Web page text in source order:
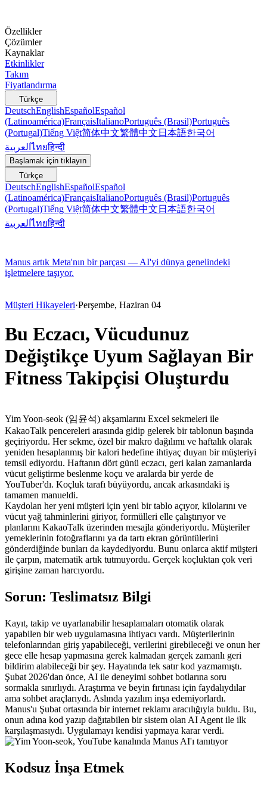
Özellikler
Çözümler
Kaynaklar
Etkinlikler
Takım
Fiyatlandırma
Türkçe
DeutschEnglishEspañolEspañol
(Latinoamérica)FrançaisItalianoPortuguês (Brasil)Português
(Portugal)Tiếng Việt简体中文繁體中文 日本語한국어
العربيةไทยहिन्दी
Başlamak için tıklayın
Türkçe
DeutschEnglishEspañolEspañol
(Latinoamérica)FrançaisItalianoPortuguês (Brasil)Português
(Portugal)Tiếng Việt简体中文繁體中文 日本語한국어
العربيةไทยहिन्दी
Manus artık Meta'nın bir parçası — AI'yi dünya genelindeki
işletmelere taşıyor.
Müşteri Hikayeleri·Perşembe, Haziran 04
Bu Eczacı, Vücudunuz
Değiştikçe Uyum Sağlayan Bir
Fitness Takipçisi Oluşturdu
Yim Yoon-seok (임윤석) akşamlarını Excel sekmeleri ile
KakaoTalk pencereleri arasında gidip gelerek bir tablonun başında
geçiriyordu. Her sekme, özel bir makro dağılımı ve haftalık olarak
yeniden hesaplanmış bir kalori hedefine ihtiyaç duyan bir müşteriyi
temsil ediyordu. Haftanın dört günü eczacı, geri kalan zamanlarda
vücut geliştirme beslenme koçu ve aralarda bir yerde de
YouTuber'dı. Koçluk tarafı büyüyordu, ancak arkasındaki iş
tamamen manueldi.
Kaydolan her yeni müşteri için yeni bir tablo açıyor, kilolarını ve
vücut yağ tahminlerini giriyor, formülleri elle çalıştırıyor ve
planlarını KakaoTalk üzerinden mesajla gönderiyordu. Müşteriler
yemeklerinin fotoğraflarını ya da tartı ekran görüntülerini
gönderdiğinde bunları da kaydediyordu. Bunu onlarca aktif müşteri
ile çarpın, matematik artık tutmuyordu. Gerçek koçluktan çok veri
girişine zaman harcıyordu.
Sorun: Teslimatsız Bilgi
Kayıt, takip ve uyarlanabilir hesaplamaları otomatik olarak
yapabilen bir web uygulamasına ihtiyacı vardı. Müşterilerinin
telefonlarından giriş yapabileceği, verilerini girebileceği ve onun her
gece elle hesap yapmasına gerek kalmadan gerçek zamanlı geri
bildirim alabileceği bir şey. Hayatında tek satır kod yazmamıştı.
Şubat 2026'dan önce, AI ile deneyimi sohbet botlarına soru
sormakla sınırlıydı. Araştırma ve beyin fırtınası için faydalıydılar
ama sohbet araçlarıydı. Aslında yazılım inşa edemiyorlardı.
Manus'u Şubat ortasında bir internet reklamı aracılığıyla buldu. Bu,
onun adına kod yazıp dağıtabilen bir sistem olan AI Agent ile ilk
karşılaşmasıydı. Uygulamayı kendisi yapmaya karar verdi.
Kodsuz İnşa Etmek